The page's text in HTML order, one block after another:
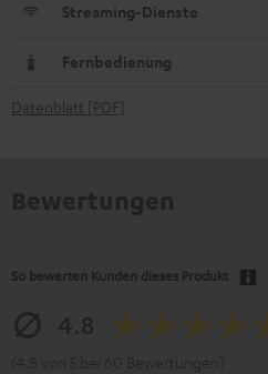
Streaming-Dienste
Fernbedienung
Datenblatt [PDF]
So bewerten Kunden dieses Produkt